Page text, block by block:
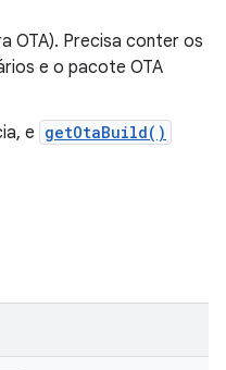
OTA). Precisa conter os
e o pacote OTA
e getOtaBuild()